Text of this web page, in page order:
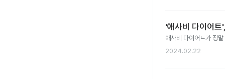
'애사비 다이어트
애사비 다이어트가 정
2024.02.22